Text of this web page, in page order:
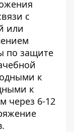
с
или
по защите
к
к
через 6-12